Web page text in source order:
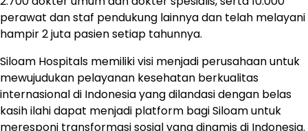
perawat dan staf pendukung lainnya dan telah melayani
hampir 2 juta pasien setiap tahunnya.
Siloam Hospitals memiliki visi menjadi perusahaan untuk
mewujudukan pelayanan kesehatan berkualitas
internasional di Indonesia yang dilandasi dengan belas
kasih ilahi dapat menjadi platform bagi Siloam untuk
meresponi transformasi sosial yang dinamis di Indonesia.